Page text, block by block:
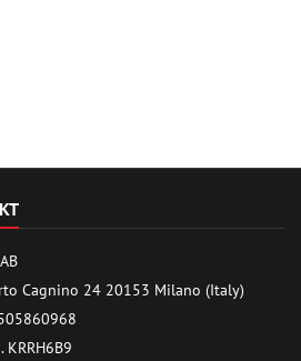
Cagnino 24 20153 Milano (Italy)
KRRH6B9